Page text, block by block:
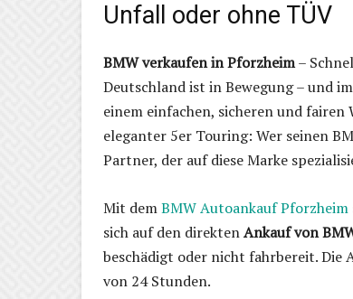
Unfall oder ohne TÜV
BMW verkaufen in Pforzheim–
Deutschland ist in Bewegung – und
einem einfachen, sicheren und
eleganter 5er Touring: Wer seinen
Partner, der auf diese Marke
Mit demBMW Autoankauf Pforzheim
sich auf den direktenAnkauf von
beschädigt oder nicht fahrbereit.
von 24 Stunden.